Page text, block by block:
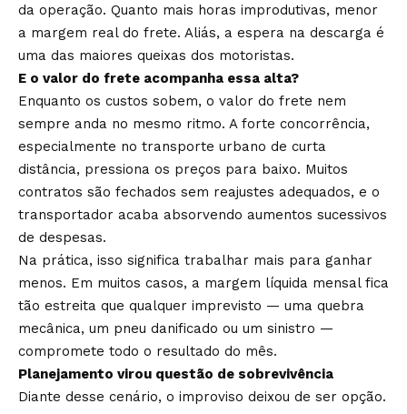
da operação. Quanto mais horas improdutivas, menor
a margem real do frete. Aliás, a espera na descarga é
uma das maiores queixas dos motoristas.
E o valor do frete acompanha essa alta?
Enquanto os custos sobem, o valor do frete nem
sempre anda no mesmo ritmo. A forte concorrência,
especialmente no transporte urbano de curta
distância, pressiona os preços para baixo. Muitos
contratos são fechados sem reajustes adequados, e o
transportador acaba absorvendo aumentos sucessivos
de despesas.
Na prática, isso significa trabalhar mais para ganhar
menos. Em muitos casos, a margem líquida mensal fica
tão estreita que qualquer imprevisto — uma quebra
mecânica, um pneu danificado ou um sinistro —
compromete todo o resultado do mês.
Planejamento virou questão de sobrevivência
Diante desse cenário, o improviso deixou de ser opção.